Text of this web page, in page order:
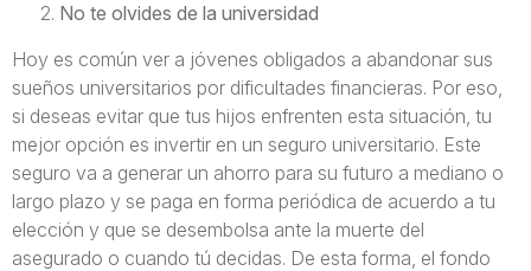
No te olvides de la universidad
Hoy es común ver a jóvenes obligados a abandonar sus
sueños universitarios por dificultades financieras. Por eso,
si deseas evitar que tus hijos enfrenten esta situación, tu
mejor opción es invertir en un seguro universitario. Este
seguro va a generar un ahorro para su futuro a mediano o
largo plazo y se paga en forma periódica de acuerdo a tu
elección y que se desembolsa ante la muerte del
asegurado o cuando tú decidas. De esta forma, el fondo